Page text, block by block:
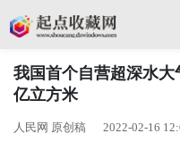
我国首个自营超深水大
亿立方米
人民网 原创稿 2022-02-16